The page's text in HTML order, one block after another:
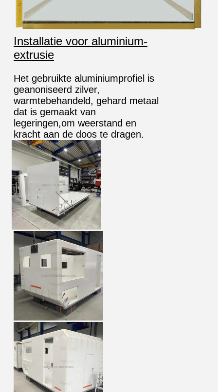
Installatie voor aluminium-
extrusie
Het gebruikte aluminiumprofiel is
geanoniseerd zilver,
warmtebehandeld, gehard metaal
dat is gemaakt van
legeringen,om weerstand en
kracht aan de doos te dragen.